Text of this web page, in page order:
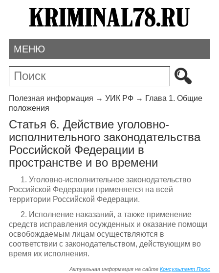
МЕНЮ
Полезная информация → УИК РФ→ Глава 1. Общие
положения
Статья 6. Действие уголовно-
исполнительного законодательства
Российской Федерации в
пространстве и во времени
1. Уголовно-исполнительное законодательство
Российской Федерации применяется на всей
территории Российской Федерации.
2. Исполнение наказаний, а также применение
средств исправления осужденных и оказание помощи
освобождаемым лицам осуществляются в
соответствии с законодательством, действующим во
время их исполнения.
Актуальная информация на сайтеКонсультант Плюс